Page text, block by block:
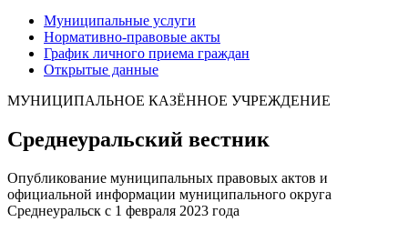
Муниципальные услуги
Нормативно-правовые акты
График личного приема граждан
Открытые данные
МУНИЦИПАЛЬНОЕ КАЗЁННОЕ УЧРЕЖДЕНИЕ
Среднеуральский вестник
Опубликование муниципальных правовых актов и
официальной информации муниципального округа
Среднеуральск с 1 февраля 2023 года